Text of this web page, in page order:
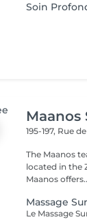
Soin
Maanos
195-197, Rue
The Maanos
located in the
Maanos
Massage